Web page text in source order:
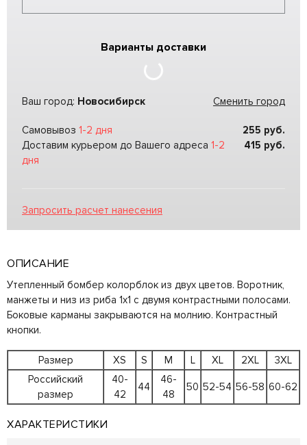
Варианты доставки
Ваш город: Новосибирск Сменить город
Самовывоз 1-2 дня 255 руб.
Доставим курьером до Вашего адреса 1-2
дня
415 руб.
Запросить расчет нанесения
ОПИСАНИЕ
Утепленный бомбер колорблок из двух цветов. Воротник,
манжеты и низ из риба 1х1 с двумя контрастными полосами.
Боковые карманы закрываются на молнию. Контрастный
кнопки.
Размер XS S M L XL 2XL
3XL
Российский
размер
40-
42
44
46-
48
50 52-54 56-58 60-62
ХАРАКТЕРИСТИКИ